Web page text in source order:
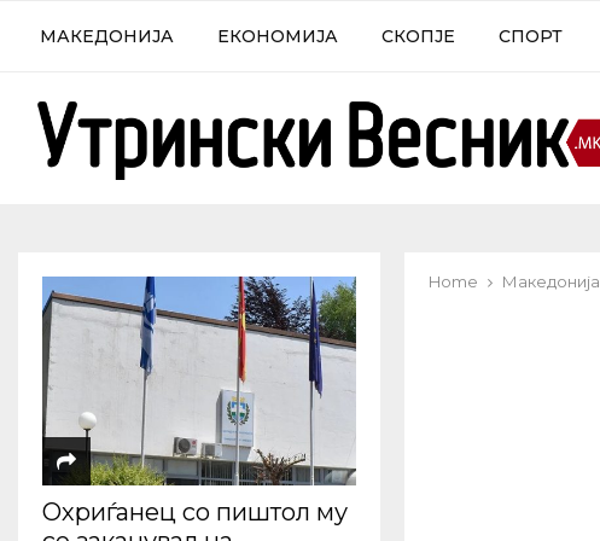
МАКЕДОНИЈА ЕКОНОМИЈА СКОПЈЕ СПОРТ
Home Македонија
Охриѓанец со пиштол му